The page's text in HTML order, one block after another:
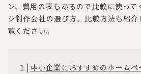
ン、費用の表もあるので比較に使っ
ジ制作会社の選び方、比較方法も紹
覧ください。
中小企業におすすめのホーム